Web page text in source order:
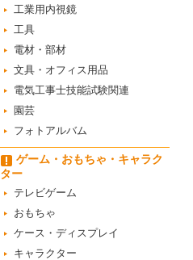
工業用内視鏡
工具
電材・部材
文具・オフィス用品
電気工事士技能試験関連
園芸
フォトアルバム
ゲーム・おもちゃ・キャラク
ター
テレビゲーム
おもちゃ
ケース・ディスプレイ
キャラクター